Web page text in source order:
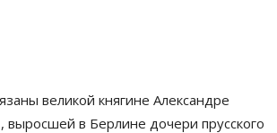
великой княгине Александре
в Берлине дочери прусского